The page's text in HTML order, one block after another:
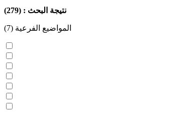
نتيجة البحث : (279)
المواضيع الفرعية (7)